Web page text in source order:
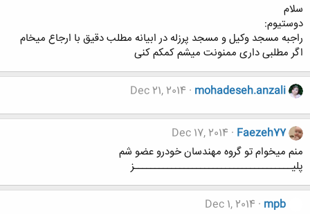
سلام
دوستیوم:
راجبه مسجد وکیل و مسجد پرزله در ابیانه مطلب دقیق با ارجاع میخام
اگر مطلبی داری ممنونت میشم کمکم کنی
mohadeseh.anzali
Dec 21, 2014
Faezeh77
Dec 17, 2014
منم میخوام تو گروه مهندسان خودرو عضو شم
پلیــــــــــــــــــــــــــــــــــــــز
mpb
Dec 1, 2014